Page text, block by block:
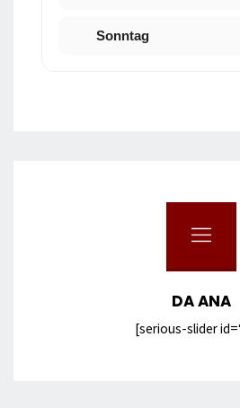
Sonntag
DA ANA
[serious-slider